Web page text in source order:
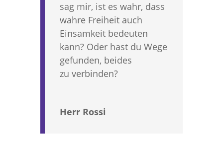
sag mir, ist es wahr, dass
wahre Freiheit auch
Einsamkeit bedeuten
kann? Oder hast du Wege
gefunden, beides
zu verbinden?
Herr Rossi